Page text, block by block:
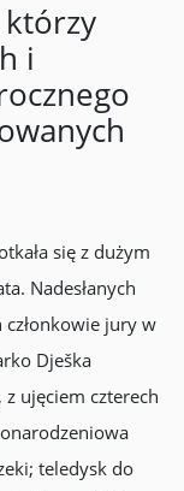
i
się z dużym
Nadesłanych
jury w
Dješka
ujęciem czterech
teledysk do